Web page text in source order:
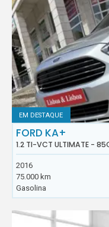
EM DESTAQUE
FORD KA+
1.2 TI-VCT ULTIMATE -
2016
75.000 km
Gasolina